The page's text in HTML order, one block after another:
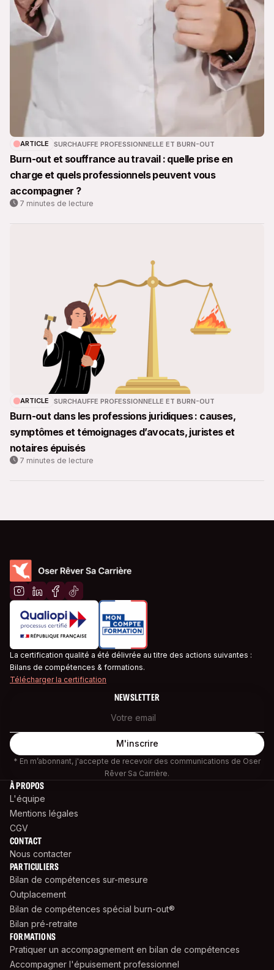
ARTICLE SURCHAUFFE PROFESSIONNELLE ET BURN-OUT
Burn-out et souffrance au travail : quelle prise en
charge et quels professionnels peuvent vous
accompagner ?
7 minutes de lecture
ARTICLE SURCHAUFFE PROFESSIONNELLE ET BURN-OUT
Burn-out dans les professions juridiques : causes,
symptômes et témoignages d’avocats, juristes et
notaires épuisés
7 minutes de lecture
La certification qualité a été délivrée au titre des actions suivantes :
Bilans de compétences & formations.
Télécharger la certification
NEWSLETTER
* En m’abonnant, j'accepte de recevoir des communications de Oser
Rêver Sa Carrière.
À PROPOS
L'équipe
Mentions légales
CGV
CONTACT
Nous contacter
PARTICULIERS
Bilan de compétences sur-mesure
Outplacement
Bilan de compétences spécial burn-out®
Bilan pré-retraite
FORMATIONS
Pratiquer un accompagnement en bilan de compétences
Accompagner l'épuisement professionnel